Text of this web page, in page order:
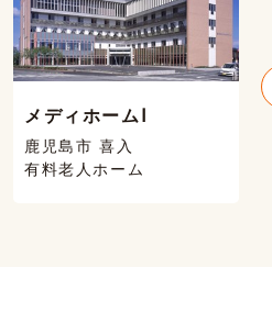
メディホームⅠ
鹿児島市 喜入
有料老人ホーム